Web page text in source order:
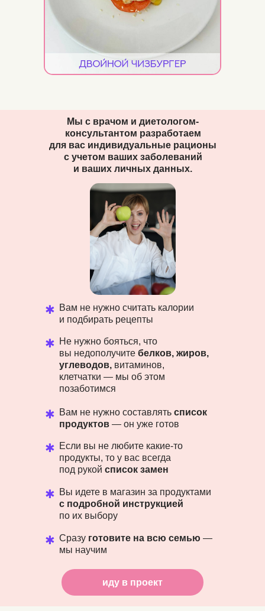
Мы с врачом и диетологом-
консультантом разработаем
для вас индивидуальные рационы
с учетом ваших заболеваний
и ваших личных данных.
Вам не нужно считать калории
и подбирать рецепты
Не нужно бояться, что
вы недополучите белков, жиров,
углеводов, витаминов,
клетчатки — мы об этом
позаботимся
Вам не нужно составлять список
продуктов — он уже готов
Если вы не любите какие-то
продукты, то у вас всегда
под рукой список замен
Вы идете в магазин за продуктами
с подробной инструкцией
по их выбору
Сразу готовите на всю семью —
мы научим
иду в проект
✱
✱
✱
✱
✱
✱